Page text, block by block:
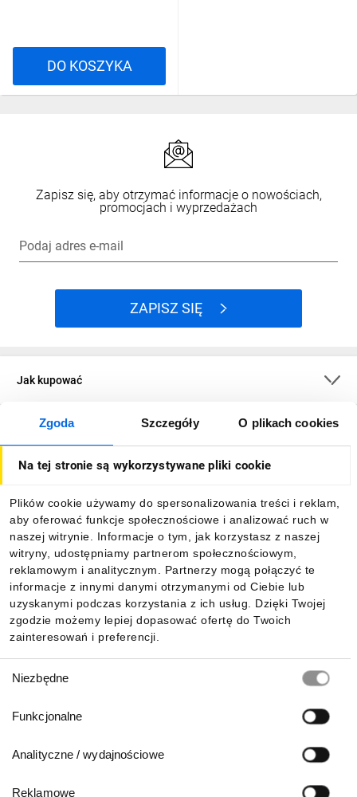
Zgoda Szczegóły O plikach cookies
Na tej stronie są wykorzystywane pliki cookie
Plików cookie używamy do spersonalizowania treści i reklam,
aby oferować funkcje społecznościowe i analizować ruch w
naszej witrynie. Informacje o tym, jak korzystasz z naszej
witryny, udostępniamy partnerom społecznościowym,
reklamowym i analitycznym. Partnerzy mogą połączyć te
informacje z innymi danymi otrzymanymi od Ciebie lub
uzyskanymi podczas korzystania z ich usług. Dzięki Twojej
zgodzie możemy lepiej dopasować ofertę do Twoich
zainteresowań i preferencji.
zgody
Niezbędne
Funkcjonalne
Analityczne / wydajnościowe
Reklamowe
DO KOSZYKA
Zapisz się, aby otrzymać informacje o nowościach,
promocjach i wyprzedażach
Podaj adres e-mail
ZAPISZ SIĘ
Jak kupować
O firmie
Informacje
Pobierz naszą aplikację mobilną: